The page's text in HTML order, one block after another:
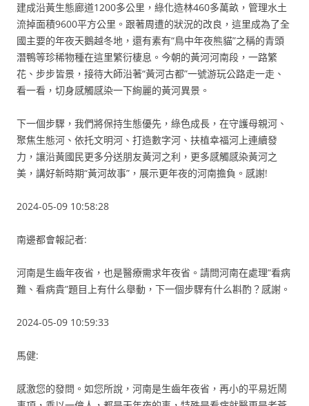
建成沿黃生態廊道1200多公里，綠化造林460多萬畝，管理水土
流掉面積9600平方公里。跟著周遭的狀況的改良，這里成為了全
國主要的年夜天鵝越冬地，還有素有“鳥中年夜熊貓”之稱的青頭
潛鴨等珍稀物種在這里繁衍棲息。今朝的黃河河南段，一路繁
花、步步皆景，接待大師沿著“黃河古都”一號游玩公路走一走、
看一看，切身感觸感染一下絢麗的黃河異景。
下一個步驟，我們將保持生態優先，綠色成長，在守護母親河、
聚焦生態河、依托文明河、打造數字河、扶植幸福河上連續發
力，讓沿黃國民更多分送朋友黃河之利，更多感觸感染黃河之
美，講好新時期“黃河故事”，展示更年夜的河南擔負。感謝!
2024-05-09 10:58:28
南邊都會報記者:
河南是生齒年夜省，也是醫療需求年夜省。請問河南在處理“看病
難、看病貴”題目上有什么舉動，下一個步驟有什么斟酌？感謝。
2024-05-09 10:59:33
馬健:
感激您的發問。如您所說，河南是生齒年夜省，再小的平易近鬧